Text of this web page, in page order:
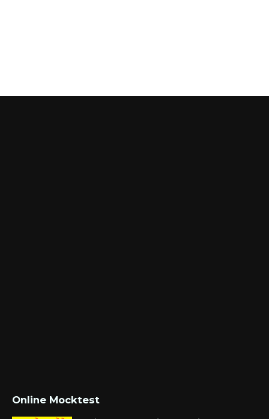
Online Mocktest